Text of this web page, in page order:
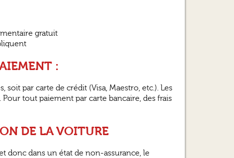
gratuit
:
soit par carte de crédit (Visa, Maestro, etc.). Les
tout paiement par carte bancaire, des frais
DE LA VOITURE
donc dans un état de non-assurance, le